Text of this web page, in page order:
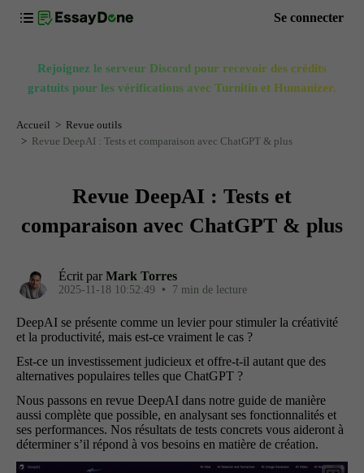
Se connecter
Rejoignez le serveur Discord pour recevoir des crédits
gratuits pour les vérifications avec Turnitin et Humanizer.
Accueil
Revue outils
Revue DeepAI : Tests et comparaison avec ChatGPT & plus
Revue DeepAI : Tests et
comparaison avec ChatGPT & plus
Écrit par Mark Torres
2025-11-18 10:52:49 • 7 min de lecture
DeepAI se présente comme un levier pour stimuler la créativité
et la productivité, mais est-ce vraiment le cas ?
Est-ce un investissement judicieux et offre-t-il autant que des
alternatives populaires telles que ChatGPT ?
Nous passons en revue DeepAI dans notre guide de manière
aussi complète que possible, en analysant ses fonctionnalités et
ses performances. Nos résultats de tests concrets vous aideront à
déterminer s’il répond à vos besoins en matière de création.